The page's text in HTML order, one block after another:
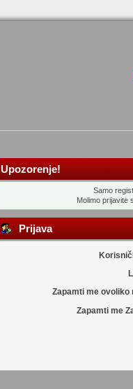
Upozorenje!
Samo
Molimo prijavite
Prijava
Zapamti me ovoliko
Zapamti me